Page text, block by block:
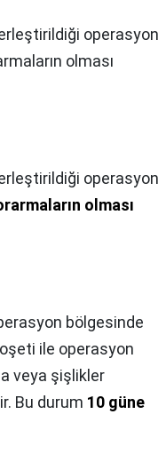
operasyon
olması
operasyon
olması
bölgesinde
ile operasyon
veya şişlikler
Bu durum 10 güne